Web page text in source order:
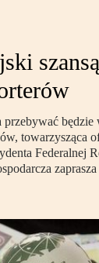
będzie
towarzysząca
Federalnej